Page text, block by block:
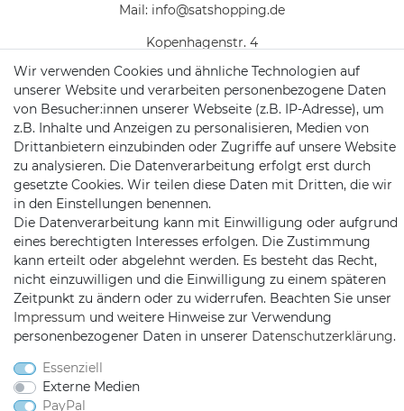
Mail: info@satshopping.de
Kopenhagenstr. 4
Satshopping auf Facebook
Satshopping auf
Satshopping auf
2026 Satshopping | copyright & design by mediaria®
*Alle Preise inkl. MwSt., zzgl. Versandkosten
Wir verwenden Cookies und ähnliche Technologien auf
unserer Website und verarbeiten personenbezogene Daten
von Besucher:innen unserer Webseite (z.B. IP-Adresse), um
z.B. Inhalte und Anzeigen zu personalisieren, Medien von
Drittanbietern einzubinden oder Zugriffe auf unsere Website
zu analysieren. Die Datenverarbeitung erfolgt erst durch
gesetzte Cookies. Wir teilen diese Daten mit Dritten, die wir
in den Einstellungen benennen.
Die Datenverarbeitung kann mit Einwilligung oder aufgrund
eines berechtigten Interesses erfolgen. Die Zustimmung
kann erteilt oder abgelehnt werden. Es besteht das Recht,
nicht einzuwilligen und die Einwilligung zu einem späteren
Zeitpunkt zu ändern oder zu widerrufen. Beachten Sie unser
Impressum und weitere Hinweise zur Verwendung
personenbezogener Daten in unserer Daten­schutz­erklärung.
Essenziell
Externe Medien
PayPal